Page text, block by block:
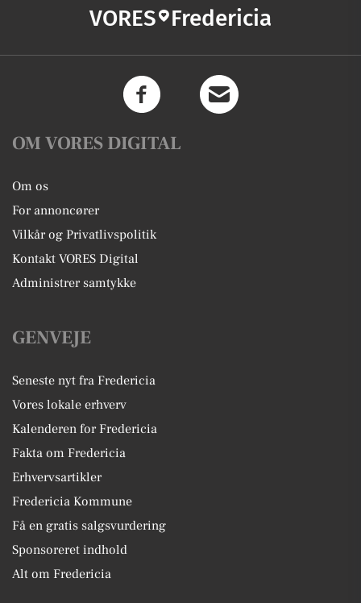
VORES Fredericia
OM VORES DIGITAL
Om os
For annoncører
Vilkår og Privatlivspolitik
Kontakt VORES Digital
Administrer samtykke
GENVEJE
Seneste nyt fra Fredericia
Vores lokale erhverv
Kalenderen for Fredericia
Fakta om Fredericia
Erhvervsartikler
Fredericia Kommune
Få en gratis salgsvurdering
Sponsoreret indhold
Alt om Fredericia